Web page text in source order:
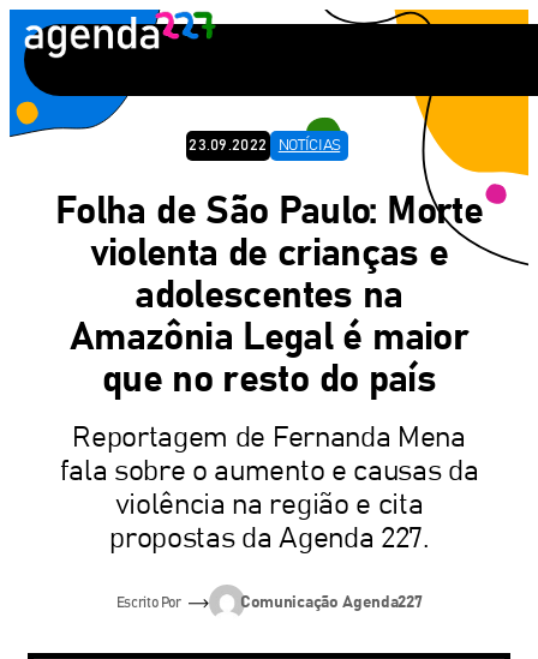
para
conteúdo
23.09.2022 NOTÍCIAS
Folha de São Paulo: Morte
violenta de crianças e
adolescentes na
Amazônia Legal é maior
que no resto do país
Reportagem de Fernanda Mena
fala sobre o aumento e causas da
violência na região e cita
propostas da Agenda 227.
Escrito Por Comunicação Agenda227